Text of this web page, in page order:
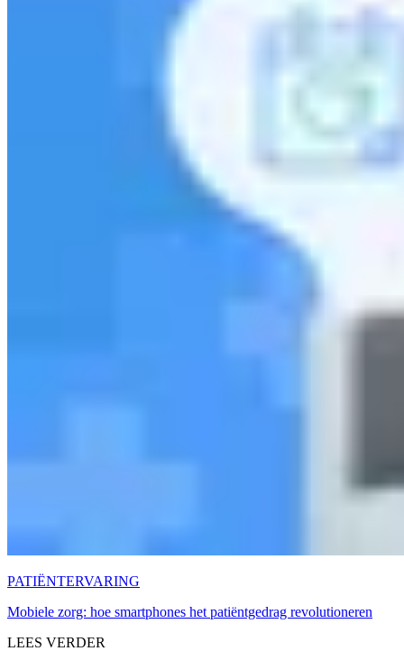
PATIËNTERVARING
Mobiele zorg: hoe smartphones het patiëntgedrag revolutioneren
LEES VERDER